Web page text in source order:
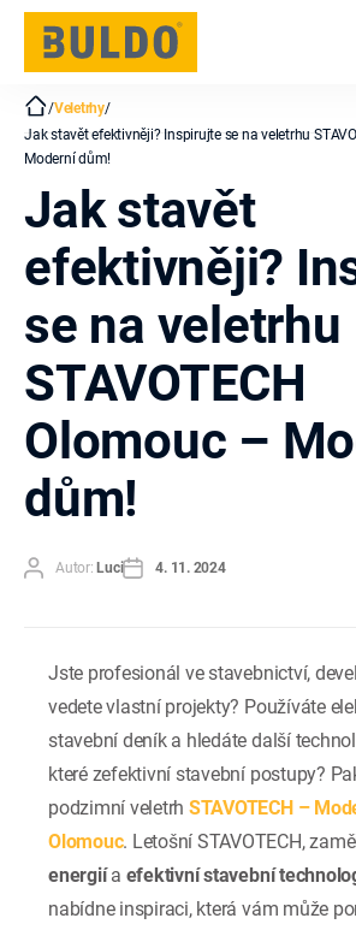
/Veletrhy/
Jak stavět efektivněji? Inspirujte se na veletrhu
Moderní dům!
Jak stavět
efektivněji?
se na veletrhu
STAVOTECH
Olomouc –
dům!
AutorAutor: Luci Datum4. 11. 2024
Jste profesionál ve stavebnictví,
vedete vlastní projekty? Používáte
stavební deník a hledáte další
které zefektivní stavební postupy?
podzimní veletrh STAVOTECH –
Olomouc. Letošní STAVOTECH,
energiía efektivní stavební
nabídne inspiraci, která vám může